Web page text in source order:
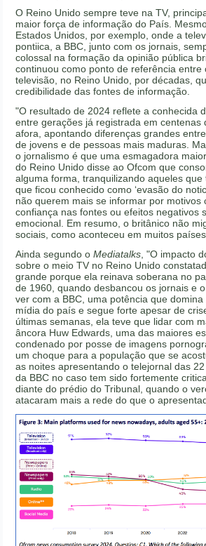
O Reino Unido sempre teve na TV,
maior força de informação do País.
Estados Unidos, por exemplo, onde a
pontiica, a BBC, junto com os jornais,
colossal na formação da opinião pública
continuou como ponto de referência entre
televisão, no Reino Unido, por décadas,
credibilidade das fontes de informação.
"O resultado de 2024 reflete a conhecida
entre gerações já registrada em centenas
afora, apontando diferenças grandes
de jovens e de pessoas mais maduras.
o jornalismo é que uma esmagadora
do Reino Unido disse ao Ofcom que
alguma forma, tranquilizando aqueles
que ficou conhecido como ‘evasão do
não querem mais se informar por motivos
confiança nas fontes ou efeitos negativos
emocional. Em resumo, o britânico não
sociais, como aconteceu em muitos
Ainda segundo oMediatalks, "O impacto
sobre o meio TV no Reino Unido
grande porque ela reinava soberana no
de 1960, quando desbancou os jornais e
ver com a BBC, uma potência que
mídia do país e segue forte apesar de
últimas semanas, ela teve que lidar com
âncora Huw Edwards, uma das maiores
condenado por posse de imagens
um choque para a população que se
as noites apresentando o telejornal das
da BBC no caso tem sido fortemente
diante do prédio do Tribunal, quando o
atacaram mais a rede do que o